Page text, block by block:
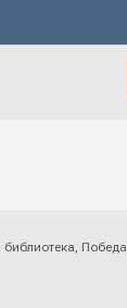
, Победа